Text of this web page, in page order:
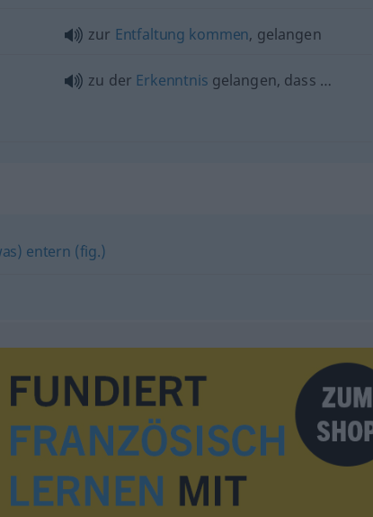
zur Entfaltung kommen, gelangen
zu der Erkenntnis gelangen, dass …
entern (fig.)